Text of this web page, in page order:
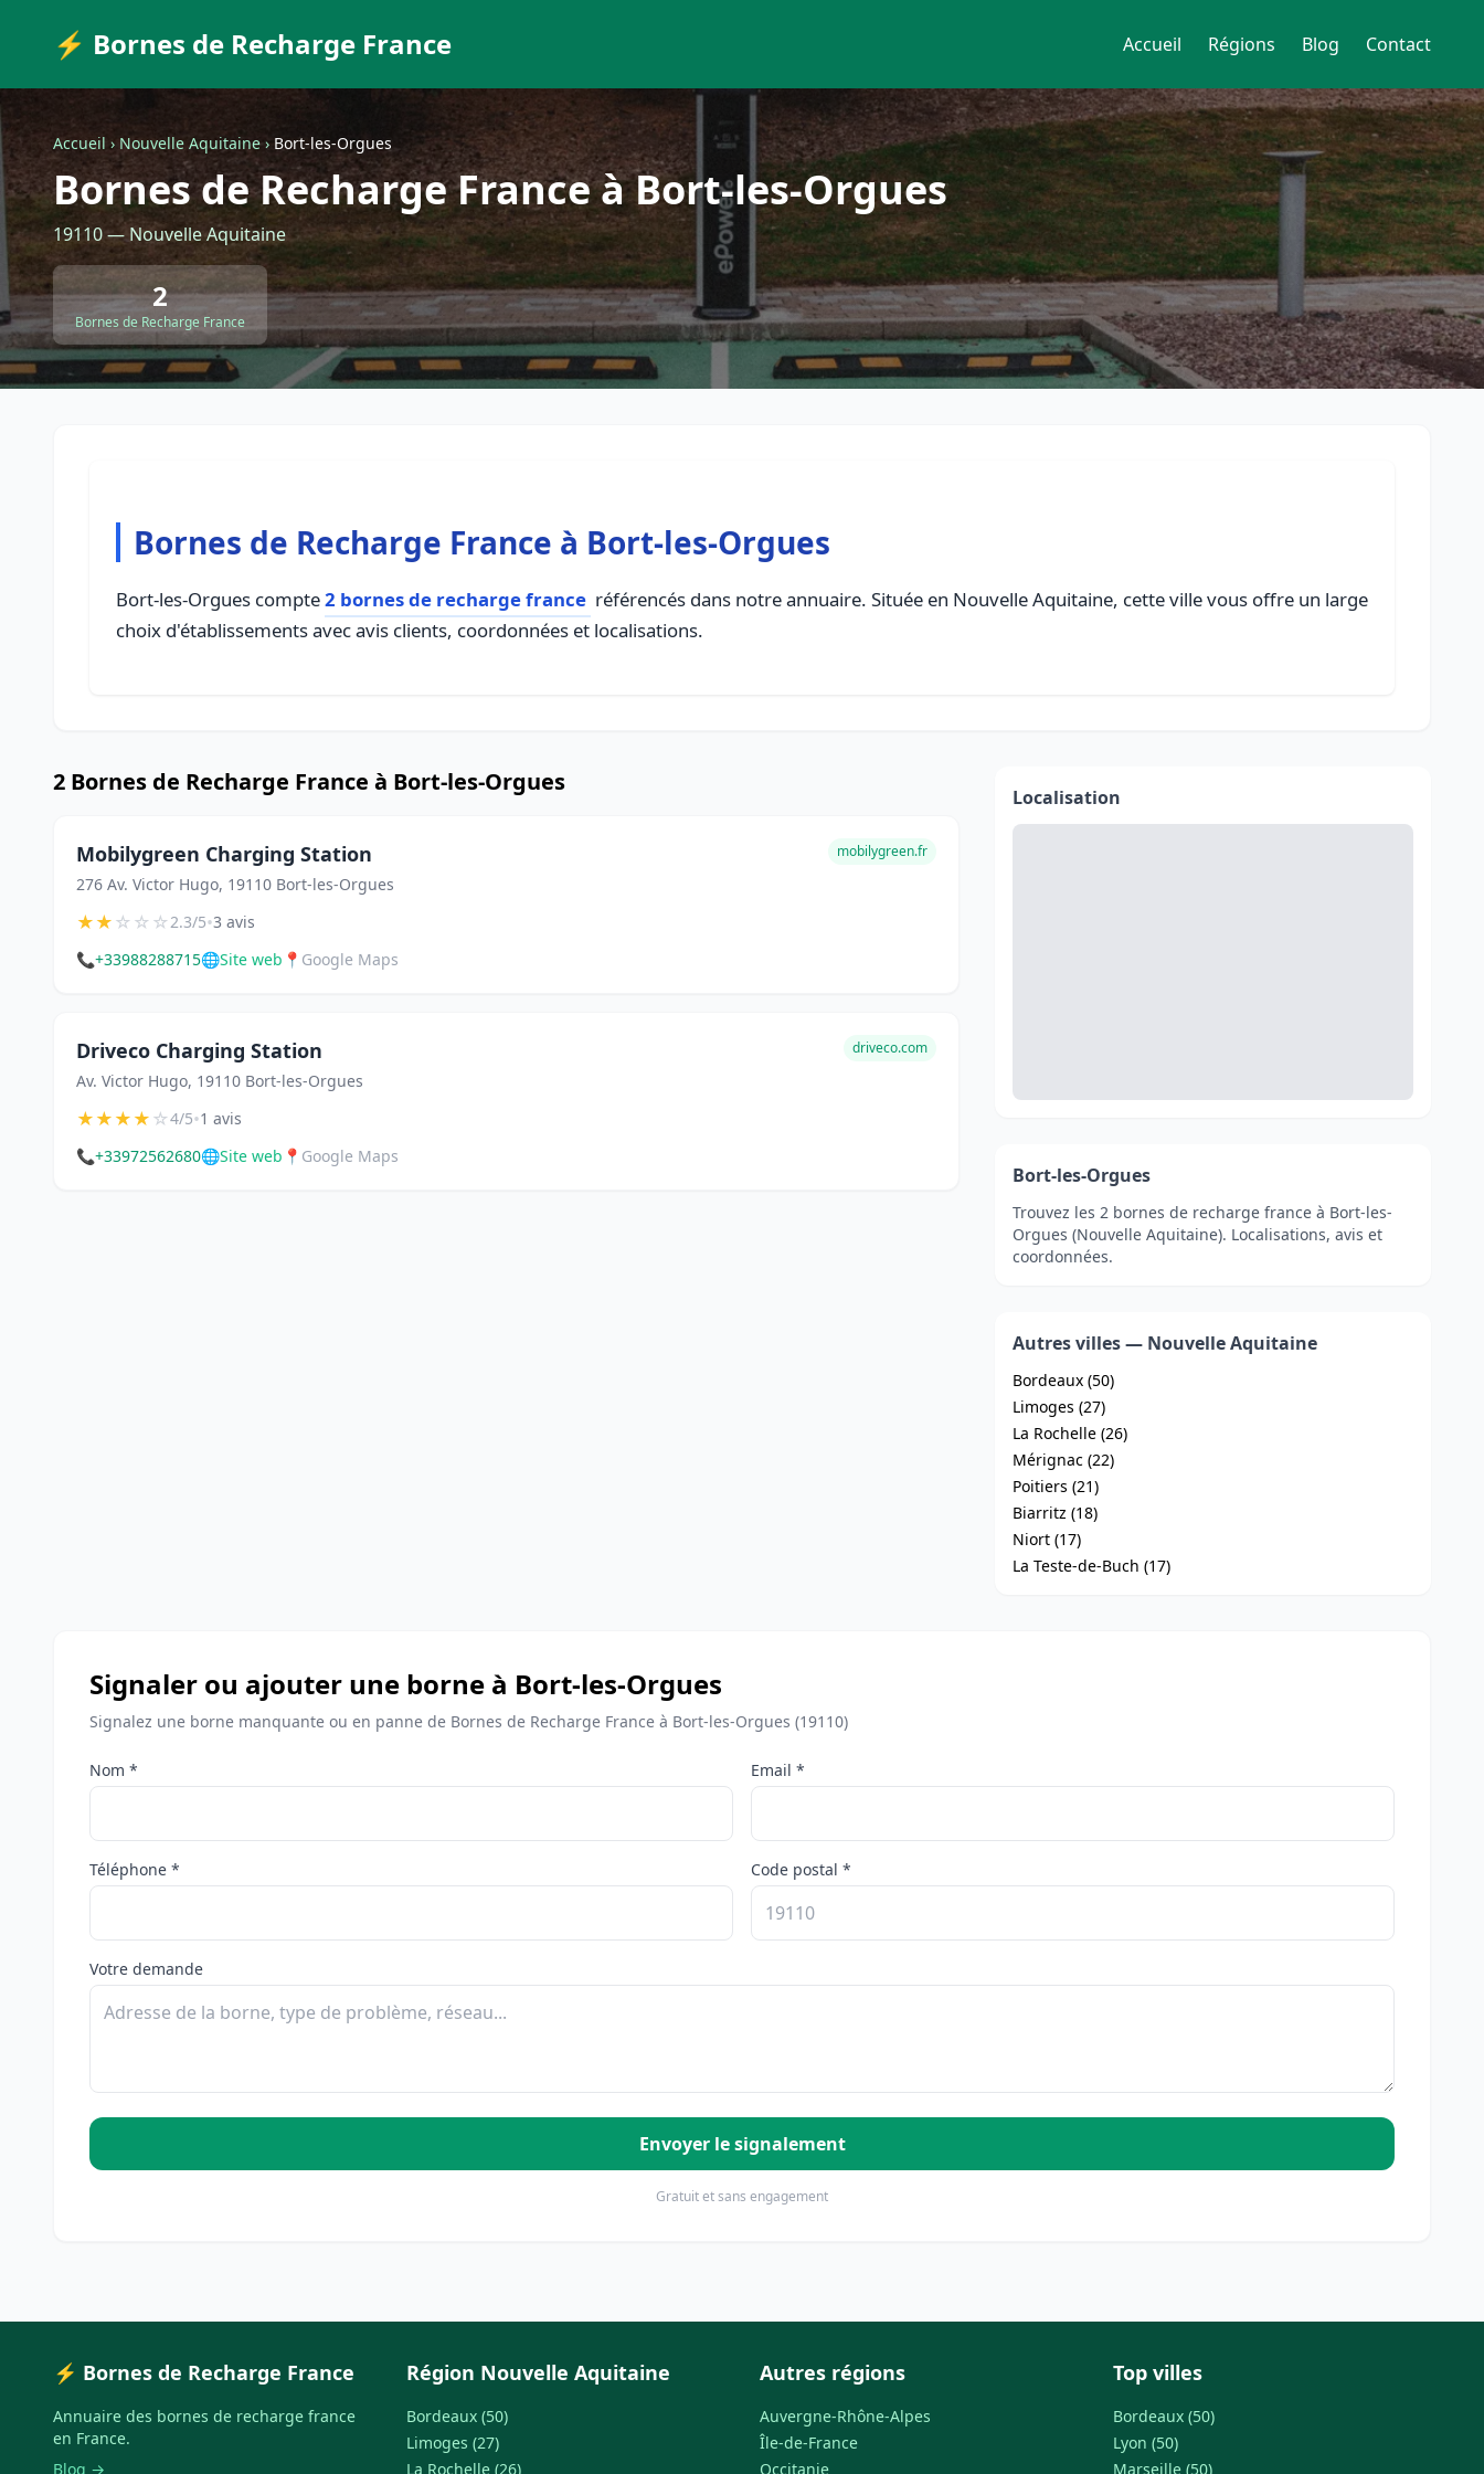
⚡ Bornes de Recharge France Accueil Régions Blog Contact
Accueil › Nouvelle Aquitaine › Bort-les-Orgues
Bornes de Recharge France à Bort-les-Orgues
19110 — Nouvelle Aquitaine
2
Bornes de Recharge France
Bornes de Recharge France à Bort-les-Orgues
Bort-les-Orgues compte2 bornes de recharge france référencés dans notre annuaire. Située en Nouvelle Aquitaine, cette ville vous offre un large
choix d'établissements avec avis clients, coordonnées et localisations.
2 Bornes de Recharge France à Bort-les-Orgues
Mobilygreen Charging Station
276 Av. Victor Hugo, 19110 Bort-les-Orgues
mobilygreen.fr
★★☆☆☆2.3/5•3 avis
📞+33988288715🌐Site web 📍 Google Maps
Driveco Charging Station
Av. Victor Hugo, 19110 Bort-les-Orgues
driveco.com
★★★★☆4/5•1 avis
📞+33972562680🌐Site web 📍 Google Maps
Localisation
Bort-les-Orgues
Trouvez les 2 bornes de recharge france à Bort-les-
Orgues (Nouvelle Aquitaine). Localisations, avis et
coordonnées.
Autres villes — Nouvelle Aquitaine
Bordeaux (50)
Limoges (27)
La Rochelle (26)
Mérignac (22)
Poitiers (21)
Biarritz (18)
Niort (17)
La Teste-de-Buch (17)
Signaler ou ajouter une borne à Bort-les-Orgues
Signalez une borne manquante ou en panne de Bornes de Recharge France à Bort-les-Orgues (19110)
Nom * Email *
Téléphone * Code postal *
Votre demande
Envoyer le signalement
Gratuit et sans engagement
⚡ Bornes de Recharge France
Annuaire des bornes de recharge france
en France.
Blog →
Région Nouvelle Aquitaine
Bordeaux (50)
Limoges (27)
La Rochelle (26)
Autres régions
Auvergne-Rhône-Alpes
Île-de-France
Occitanie
Top villes
Bordeaux (50)
Lyon (50)
Marseille (50)